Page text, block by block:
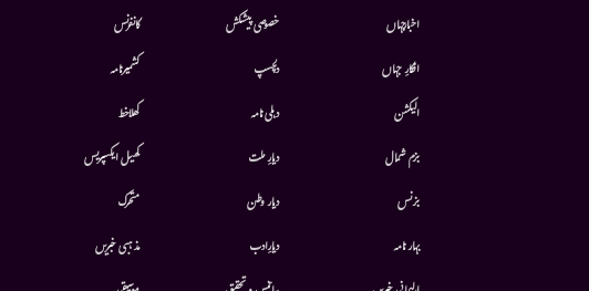
اخبارجہاں
افکارِ جہاں
الیکشن
بزم شمال
بزنس
بہار نامہ
خصوصی پیشکش
دلچسپ
دہلی نامہ
دیارِ ملت
دیار وطن
دیارِادب
کانفرنس
کشمیرنامہ
کھلاخط
کھیل ایکسپریس
متحرك
مذہبی خبریں